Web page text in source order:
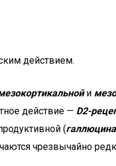
действием.
и
действие — D2-
(
чрезвычайно